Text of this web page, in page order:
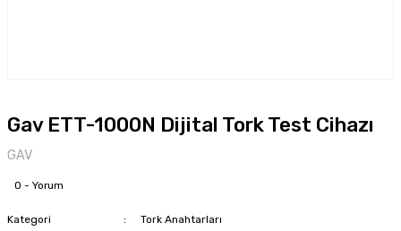
Gav ETT-1000N Dijital Tork Test Cihazı
GAV
0 - Yorum
Kategori
Tork Anahtarları